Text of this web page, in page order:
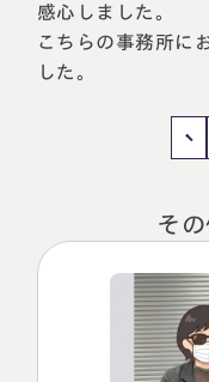
東京事務所
〒107-0062
東京都港区南青山一丁目2番6号
感心しました。
こちらの事務所に
した。
そ